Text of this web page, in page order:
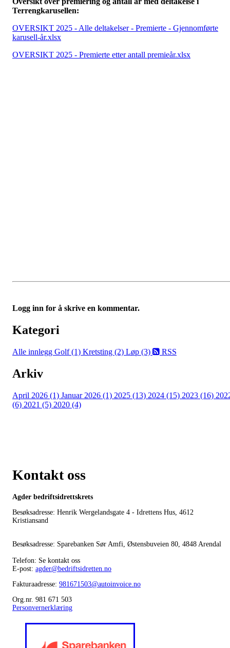
Terrengkarusellen:
OVERSIKT 2025 - Alle deltakelser - Premierte - Gjennomførte
karusell-år.xlsx
OVERSIKT 2025 - Premierte etter antall premieår.xlsx
Logg inn for å skrive en kommentar.
Kategori
Alle innlegg Golf (1) Kretsting (2) Løp (3) RSS
Arkiv
April 2026 (1) Januar 2026 (1) 2025 (13) 2024 (15) 2023 (16)
(6) 2021 (5) 2020 (4)
Kontakt oss
Agder bedriftsidrettskrets
Besøksadresse: Henrik Wergelandsgate 4 - Idrettens Hus, 4612
Kristiansand
Besøksadresse: Sparebanken Sør Amfi, Østensbuveien 80, 4848 Arendal
Telefon: Se kontakt oss
E-post: agder@bedriftsidretten.no
Fakturaadresse: 981671503@autoinvoice.no
Org.nr. 981 671 503
Personvernerklæring